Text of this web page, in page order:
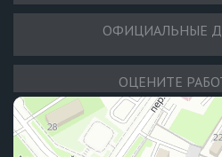
ОФИЦИАЛЬНЫЕ
ОЦЕНИТЕ